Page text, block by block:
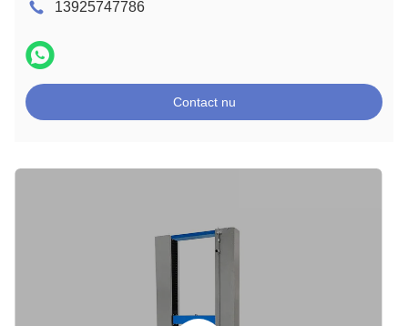
13925747786
Contact nu